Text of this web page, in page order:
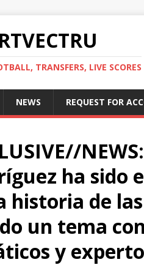
TRANSFERS, LIVE SCORES
NEWS REQUEST FOR
ha sido
historia de
un tema
y